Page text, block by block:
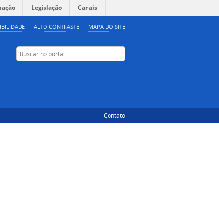
ALTO CONTRASTE MAPA DO SITE
Legislação Canais
Buscar no portal
Contato